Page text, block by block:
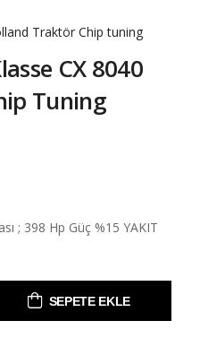
Traktör Chip tuning
CX 8040
Tuning
; 398 Hp Güç %15 YAKIT
SEPETE EKLE